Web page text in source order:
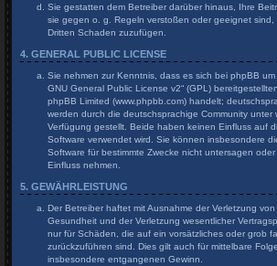
Sie gestatten dem Betreiber darüber hinaus, Ihre
sie gegen o. g. Regeln verstoßen oder geeignet sind,
Dritten Schaden zuzufügen.
4. GENERAL PUBLIC LICENSE
Sie nehmen zur Kenntnis, dass es sich bei phpBB um
GNU General Public License v2“ (GPL)
phpBB Limited (www.phpbb.com) handelt;
werden durch die deutschsprachige Community unter
Verfügung gestellt. Beide haben keinen Einfluss auf
Software verwendet wird. Sie können insbesondere
Software für bestimmte Zwecke nicht untersagen
Einfluss nehmen.
5. GEWÄHRLEISTUNG
Der Betreiber haftet mit Ausnahme der Verletzung
Gesundheit und der Verletzung wesentlicher
nur für Schäden, die auf ein vorsätzliches oder grob
zurückzuführen sind. Dies gilt auch für mittelbare
insbesondere entgangenen Gewinn.